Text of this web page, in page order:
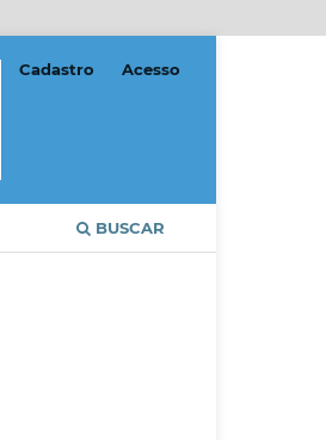
BUSCAR
Cadastro Acesso